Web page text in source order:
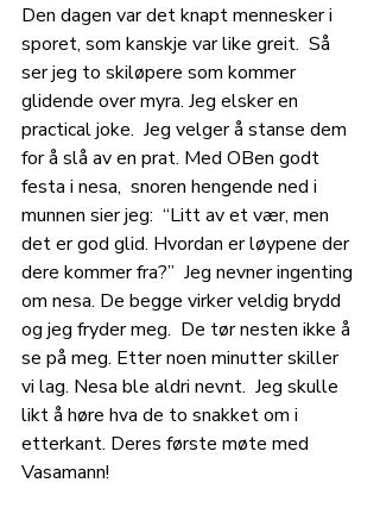
Den dagen var det knapt mennesker i
sporet, som kanskje var like greit.  Så
ser jeg to skiløpere som kommer
glidende over myra. Jeg elsker en
practical joke.  Jeg velger å stanse dem
for å slå av en prat. Med OBen godt
festa i nesa,  snoren hengende ned i
munnen sier jeg:  “Litt av et vær, men
det er god glid. Hvordan er løypene der
dere kommer fra?”  Jeg nevner ingenting
om nesa. De begge virker veldig brydd
og jeg fryder meg.  De tør nesten ikke å
se på meg. Etter noen minutter skiller
vi lag. Nesa ble aldri nevnt.  Jeg skulle
likt å høre hva de to snakket om i
etterkant. Deres første møte med
Vasamann!